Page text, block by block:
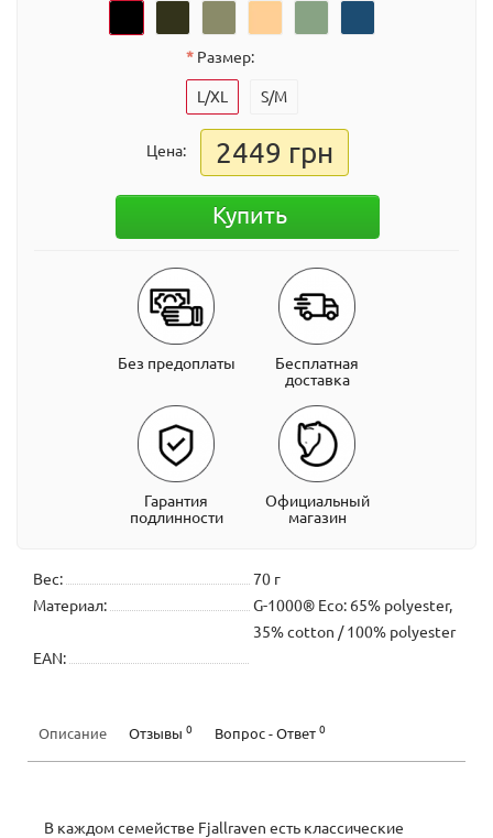
Размер:
L/XL S/M
Цена: 2449 грн
Купить
Без предоплаты
Бесплатная
доставка
Гарантия
подлинности
Официальный
магазин
Вес:
70 г
Материал:
G-1000® Eco: 65% polyester,
35% cotton / 100% polyester
EAN:
Описание Отзывы 0 Вопрос - Ответ 0
В каждом семействе Fjallraven есть классические